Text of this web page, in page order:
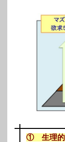
① 生理的